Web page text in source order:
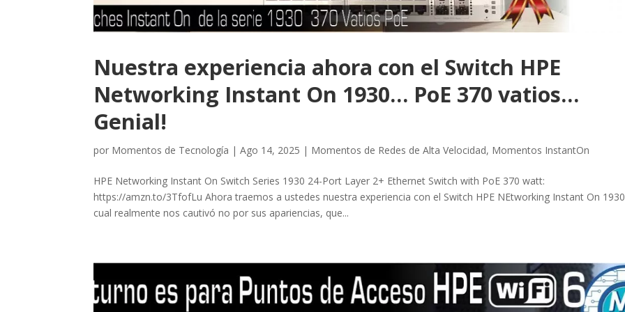
Nuestra experiencia ahora con el Switch HPE
Networking Instant On 1930… PoE 370 vatios…
Genial!
por Momentos de Tecnología |Ago 14, 2025 | Momentos de Redes de Alta Velocidad, Momentos InstantOn
HPE Networking Instant On Switch Series 1930 24-Port Layer 2+ Ethernet Switch with PoE 370 watt:
https://amzn.to/3TfofLu Ahora traemos a ustedes nuestra experiencia con el Switch HPE NEtworking Instant On
cual realmente nos cautivó no por sus apariencias, que...